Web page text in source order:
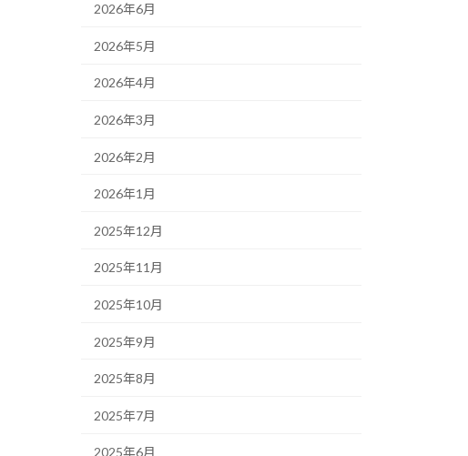
2026年6月
2026年5月
2026年4月
2026年3月
2026年2月
2026年1月
2025年12月
2025年11月
2025年10月
2025年9月
2025年8月
2025年7月
2025年6月